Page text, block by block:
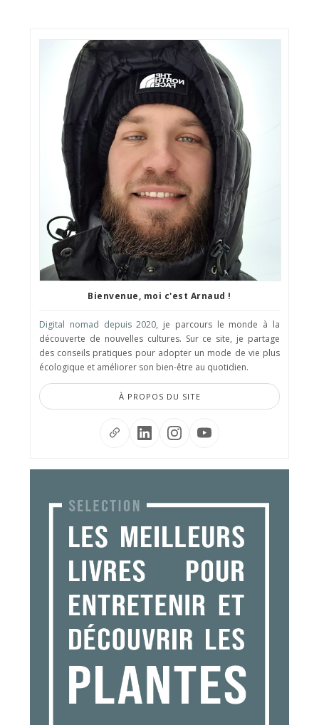
Bienvenue, moi c'est Arnaud !
Digital nomad depuis 2020, je parcours le monde à la
découverte de nouvelles cultures. Sur ce site, je partage
des conseils pratiques pour adopter un mode de vie plus
écologique et améliorer son bien-être au quotidien.
À PROPOS DU SITE